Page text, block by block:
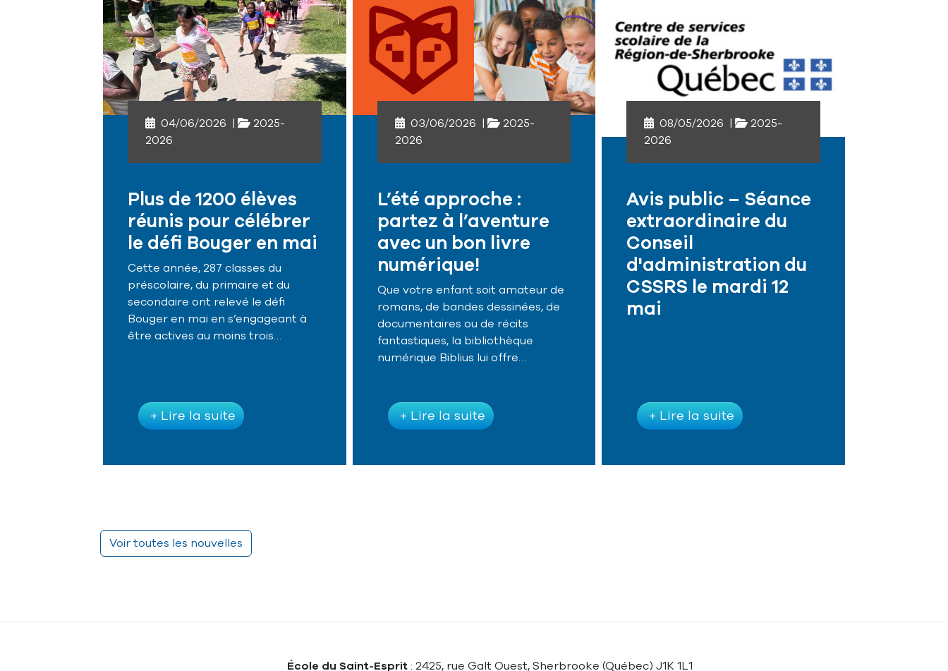
04/06/2026 |
2025-
2026
Plus de 1200 élèves
réunis pour célébrer
le défi Bouger en mai
Cette année, 287 classes du
préscolaire, du primaire et du
secondaire ont relevé le défi
Bouger en mai en s’engageant à
être actives au moins trois…
+ Lire la suite
03/06/2026 |
2025-
2026
L’été approche :
partez à l’aventure
avec un bon livre
numérique!
Que votre enfant soit amateur de
romans, de bandes dessinées, de
documentaires ou de récits
fantastiques, la bibliothèque
numérique Biblius lui offre…
+ Lire la suite
08/05/2026 |
2025-
2026
Avis public – Séance
extraordinaire du
Conseil
d'administration du
CSSRS le mardi 12
mai
+ Lire la suite
Voir toutes les nouvelles
École du Saint-Esprit : 2425, rue Galt Ouest, Sherbrooke (Québec) J1K 1L1